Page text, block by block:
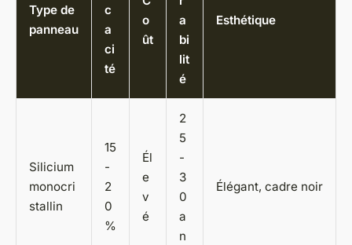
Type de
panneau
c
a
ci
té
o
ût
a
bi
lit
é
Esthétique
Silicium
monocri
stallin
15
-
2
0
%
Él
e
v
é
2
5
-
3
0
a
n
Élégant, cadre noir